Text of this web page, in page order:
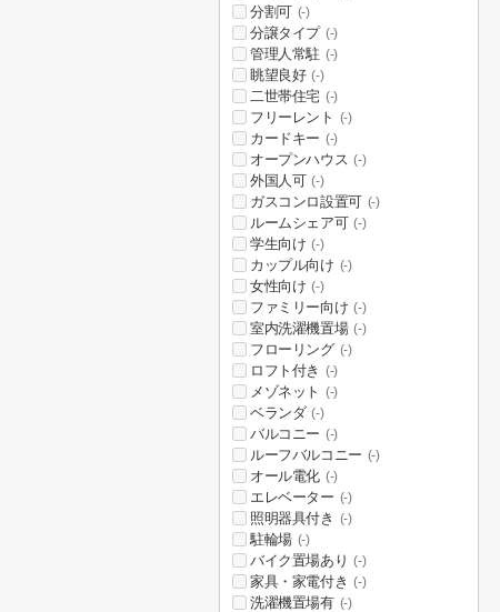
分割可 (-)
分譲タイプ (-)
管理人常駐 (-)
眺望良好 (-)
二世帯住宅 (-)
フリーレント (-)
カードキー (-)
オープンハウス (-)
外国人可 (-)
ガスコンロ設置可 (-)
ルームシェア可 (-)
学生向け (-)
カップル向け (-)
女性向け (-)
ファミリー向け (-)
室内洗濯機置場 (-)
フローリング (-)
ロフト付き (-)
メゾネット (-)
ベランダ (-)
バルコニー (-)
ルーフバルコニー (-)
オール電化 (-)
エレベーター (-)
照明器具付き (-)
駐輪場 (-)
バイク置場あり (-)
家具・家電付き (-)
洗濯機置場有 (-)